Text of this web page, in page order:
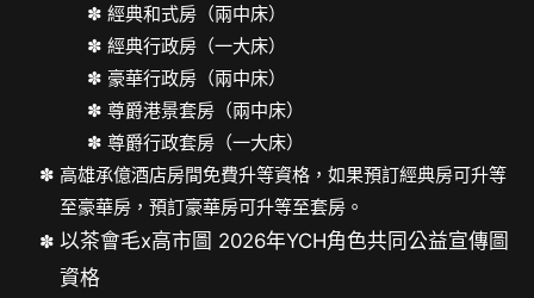
經典和式房（兩中床）
經典行政房（一大床）
豪華行政房（兩中床）
尊爵港景套房（兩中床）
尊爵行政套房（一大床）
高雄承億酒店房間免費升等資格，如果預訂經典房可升等
至豪華房，預訂豪華房可升等至套房。
以茶會毛x高市圖 2026年YCH角色共同公益宣傳圖
資格